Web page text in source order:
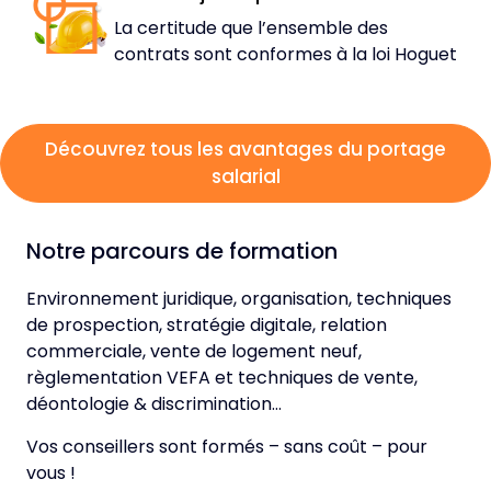
La certitude que l’ensemble des
contrats sont conformes à la loi Hoguet
Découvrez tous les avantages du portage
salarial
Notre parcours de formation
Environnement juridique, organisation, techniques
de prospection, stratégie digitale, relation
commerciale, vente de logement neuf,
règlementation VEFA et techniques de vente,
déontologie & discrimination…
Vos conseillers sont formés – sans coût – pour
vous !